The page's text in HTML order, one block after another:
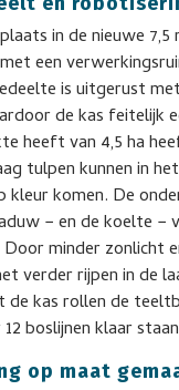
in de nieuwe 7,5
een
is uitgerust
de kas feitelijk
heeft van 4,5 ha
tulpen kunnen in
kleur komen. De
− en de koelte −
minder zonlicht
verder rijpen in de
de kas rollen de
boslijnen klaar
op maat